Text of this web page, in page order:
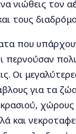
νιώθεις τον
τους
που
περνούσαν
Οι
για τα
χώρους
και